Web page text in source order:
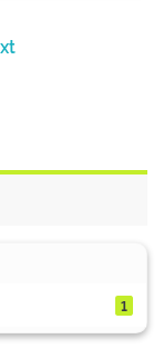
1